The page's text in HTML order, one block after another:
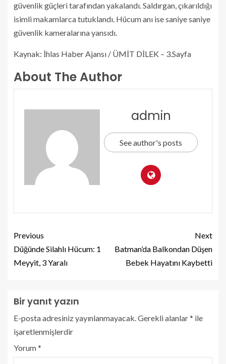
güvenlik güçleri tarafından yakalandı. Saldırgan, çıkarıldığı
isimli makamlarca tutuklandı. Hücum anı ise saniye saniye
güvenlik kameralarına yansıdı.
Kaynak: İhlas Haber Ajansı / ÜMİT DİLEK – 3.Sayfa
About The Author
admin
See author's posts
Previous
Düğünde Silahlı Hücum: 1
Meyyit, 3 Yaralı
Next
Batman’da Balkondan Düşen
Bebek Hayatını Kaybetti
Bir yanıt yazın
E-posta adresiniz yayınlanmayacak.Gerekli alanlar* ile
işaretlenmişlerdir
Yorum*